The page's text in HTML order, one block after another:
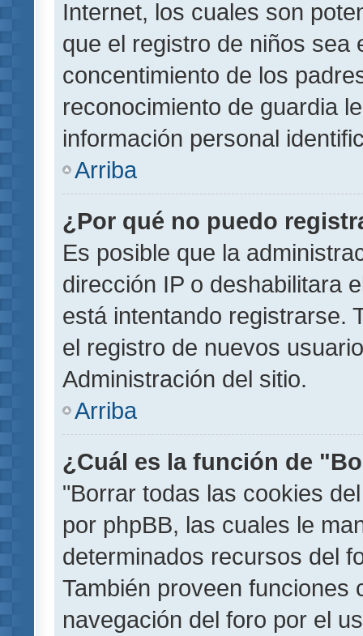
Internet, los cuales son
que el registro de niños sea
concentimiento de los
reconocimiento de guardia
información personal
Arriba
¿Por qué no puedo
Es posible que la
dirección IP o deshabilitara
está intentando registrarse.
el registro de nuevos
Administración del sitio.
Arriba
¿Cuál es la función de
"Borrar todas las cookies
por phpBB, las cuales le
determinados recursos del
También proveen funciones
navegación del foro por el